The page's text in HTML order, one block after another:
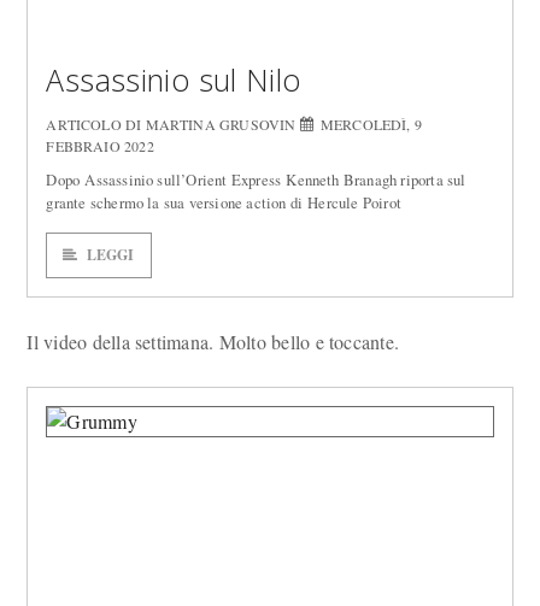
Assassinio sul Nilo
ARTICOLO DI MARTINA GRUSOVIN
MERCOLEDÌ, 9
FEBBRAIO 2022
Dopo Assassinio sull’Orient Express Kenneth Branagh riporta sul
grante schermo la sua versione action di Hercule Poirot
LEGGI
Il video della settimana. Molto bello e toccante.